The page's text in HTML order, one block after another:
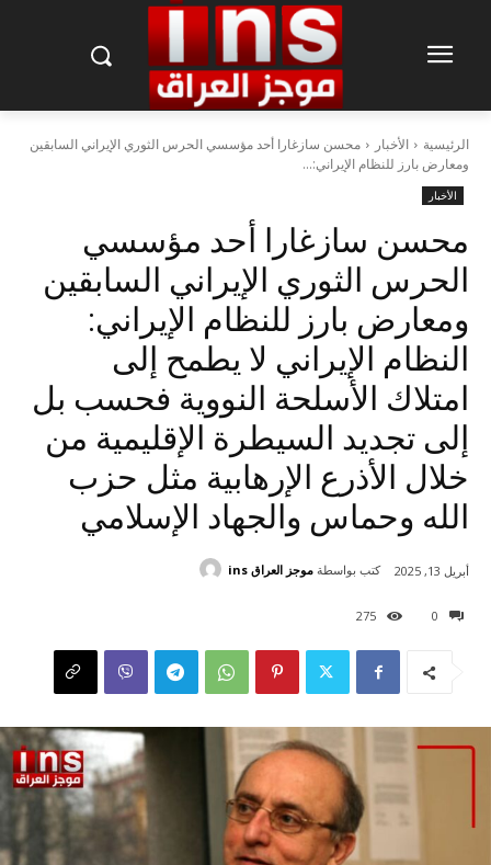
الرئيسية الأخبار
محسن سازغارا أحد مؤسسي الحرس الثوري الإيراني السابقين
ومعارض بارز للنظام الإيراني:...
الأخبار
محسن سازغارا أحد مؤسسي
الحرس الثوري الإيراني السابقين
ومعارض بارز للنظام الإيراني:
النظام الإيراني لا يطمح إلى
امتلاك الأسلحة النووية فحسب بل
إلى تجديد السيطرة الإقليمية من
خلال الأذرع الإرهابية مثل حزب
الله وحماس والجهاد الإسلامي
0
275
أبريل 13, 2025 كتب بواسطة موجز العراق ins